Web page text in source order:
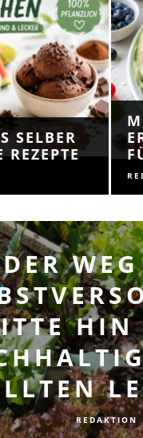
SELBER
DER
REDAKTION